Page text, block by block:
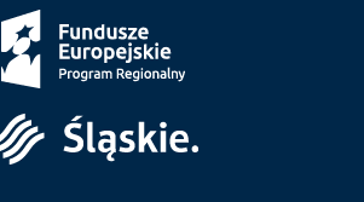
Fundusze
Europejskie